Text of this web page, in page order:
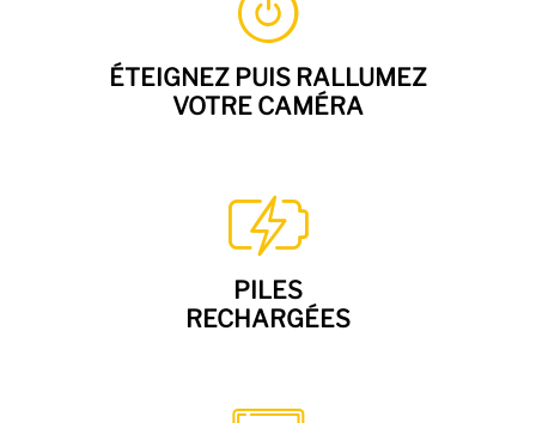
ÉTEIGNEZ PUIS RALLUMEZ
VOTRE CAMÉRA
PILES
RECHARGÉES